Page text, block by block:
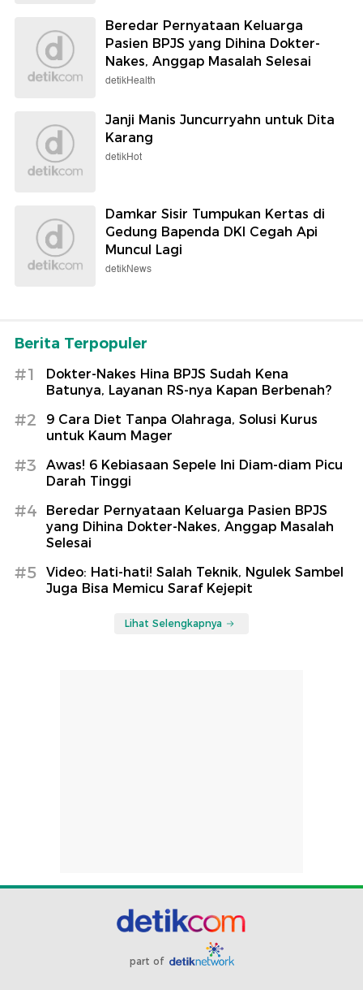
Beredar Pernyataan Keluarga
Pasien BPJS yang Dihina Dokter-
Nakes, Anggap Masalah Selesai
detikHealth
Janji Manis Juncurryahn untuk Dita
Karang
detikHot
Damkar Sisir Tumpukan Kertas di
Gedung Bapenda DKI Cegah Api
Muncul Lagi
detikNews
Berita Terpopuler
#1
Dokter-Nakes Hina BPJS Sudah Kena
Batunya, Layanan RS-nya Kapan Berbenah?
#2
9 Cara Diet Tanpa Olahraga, Solusi Kurus
untuk Kaum Mager
#3
Awas! 6 Kebiasaan Sepele Ini Diam-diam Picu
Darah Tinggi
#4
Beredar Pernyataan Keluarga Pasien BPJS
yang Dihina Dokter-Nakes, Anggap Masalah
Selesai
#5
Video: Hati-hati! Salah Teknik, Ngulek Sambel
Juga Bisa Memicu Saraf Kejepit
Lihat Selengkapnya
part of